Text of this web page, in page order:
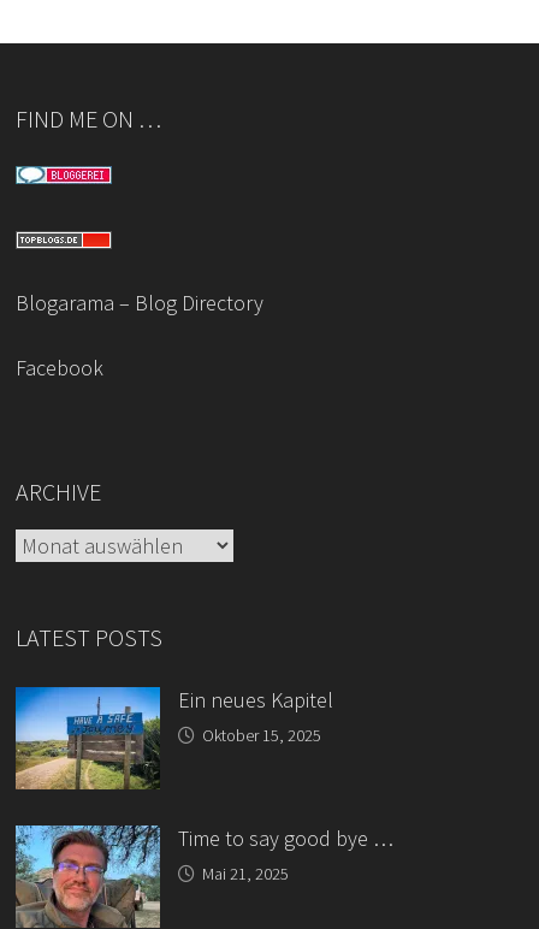
FIND ME ON …
Blogarama – Blog Directory
Facebook
ARCHIVE
Archive
LATEST POSTS
Ein neues Kapitel
Oktober 15, 2025
Time to say good bye …
Mai 21, 2025